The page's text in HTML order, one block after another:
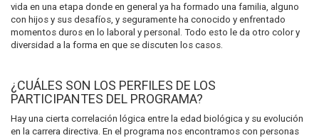
vida en una etapa donde en general ya ha formado una familia, alguno
con hijos y sus desafíos, y seguramente ha conocido y enfrentado
momentos duros en lo laboral y personal. Todo esto le da otro color y
diversidad a la forma en que se discuten los casos.
¿CUÁLES SON LOS PERFILES DE LOS
PARTICIPANTES DEL PROGRAMA?
Hay una cierta correlación lógica entre la edad biológica y su evolución
en la carrera directiva. En el programa nos encontramos con personas